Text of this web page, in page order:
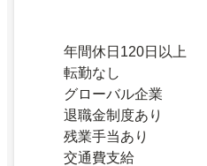
年間休日120日以上
転勤なし
グローバル企業
退職金制度あり
残業手当あり
交通費支給